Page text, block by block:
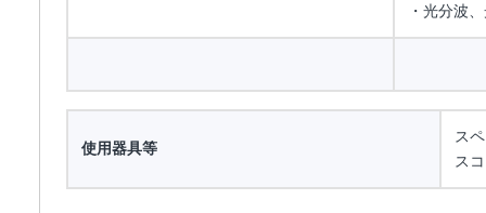
・光分波
使用器具等
ス
ス